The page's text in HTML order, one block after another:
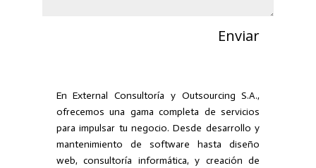
Enviar
En External Consultoría y Outsourcing S.A.,
ofrecemos una gama completa de servicios
para impulsar tu negocio. Desde desarrollo y
mantenimiento de software hasta diseño
web, consultoría informática, y creación de